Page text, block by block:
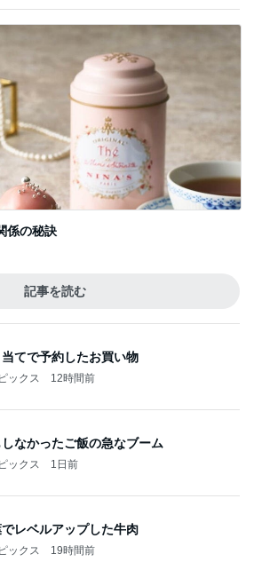
係の秘訣
記事を読む
てで予約したお買い物
ックス 12時間前
しなかったご飯の急なブーム
ックス 1日前
でレベルアップした牛肉
ックス 19時間前